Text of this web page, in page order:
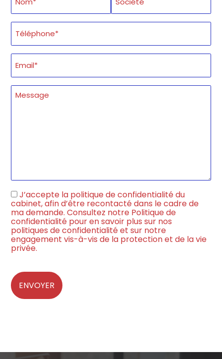
J’accepte la politique de confidentialité du
cabinet, afin d’être recontacté dans le cadre de
ma demande. Consultez notre Politique de
confidentialité pour en savoir plus sur nos
politiques de confidentialité et sur notre
engagement vis-à-vis de la protection et de la vie
privée.